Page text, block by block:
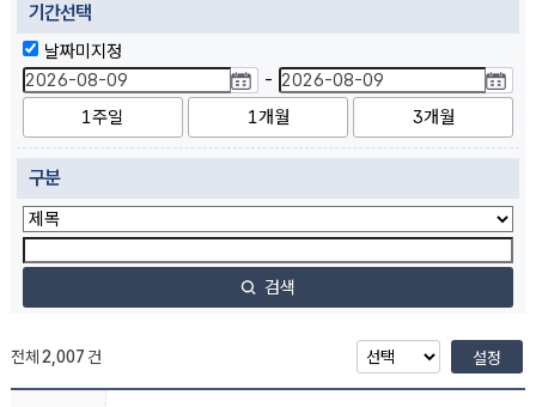
기간선택
날짜미지정
-
1주일
1개월 3개월
구분
검색
전체2,007 건 설정